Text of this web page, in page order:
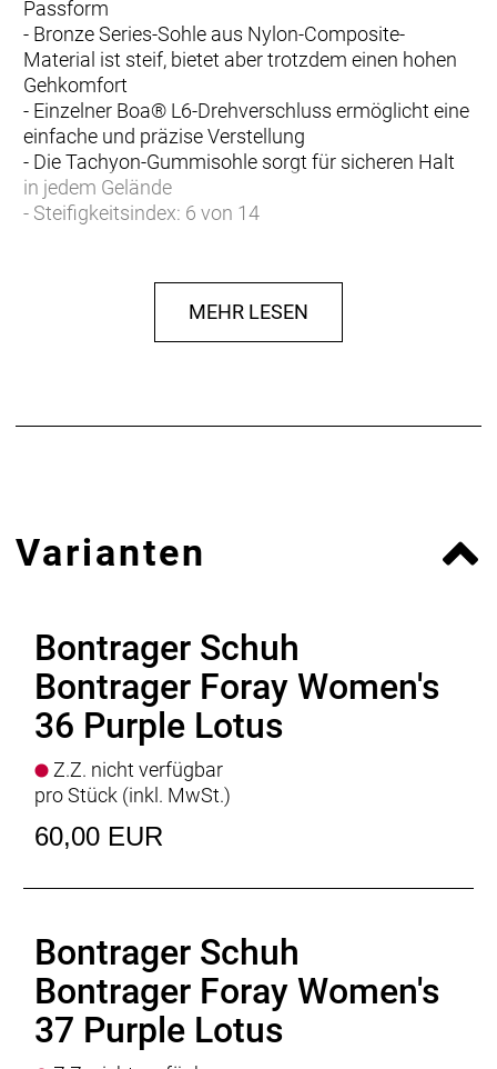
Passform
- Bronze Series-Sohle aus Nylon-Composite-
Material ist steif, bietet aber trotzdem einen hohen
Gehkomfort
- Einzelner Boa® L6-Drehverschluss ermöglicht eine
einfache und präzise Verstellung
- Die Tachyon-Gummisohle sorgt für sicheren Halt
in jedem Gelände
- Steifigkeitsindex: 6 von 14
- Kompatibel mit 2-Loch-SPD-Cleats
MEHR LESEN
Varianten
Bontrager Schuh
Bontrager Foray Women's
36 Purple Lotus
Z.Z. nicht verfügbar
pro Stück (inkl. MwSt.)
60,00 EUR
Bontrager Schuh
Bontrager Foray Women's
37 Purple Lotus